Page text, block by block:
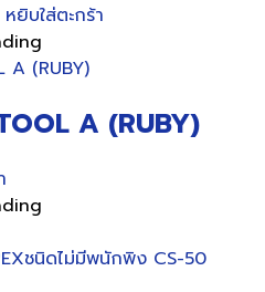
หยิบใส่ตะกร้า
A (RUBY)